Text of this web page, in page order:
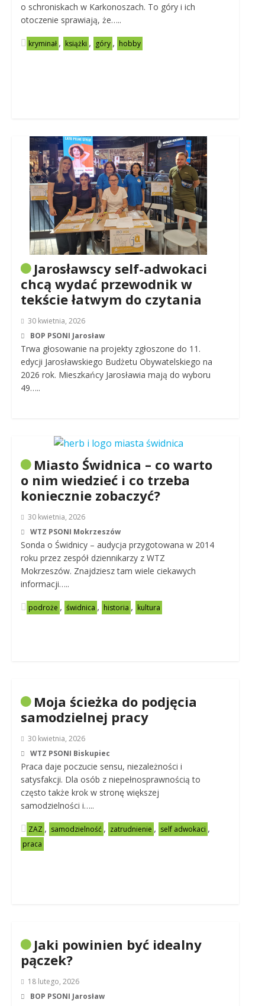
o schroniskach w Karkonoszach. To góry i ich
otoczenie sprawiają, że…..
kryminał , książki , góry , hobby
Jarosławscy self-adwokaci
chcą wydać przewodnik w
tekście łatwym do czytania
30 kwietnia, 2026
BOP PSONI Jarosław
Trwa głosowanie na projekty zgłoszone do 11.
edycji Jarosławskiego Budżetu Obywatelskiego na
2026 rok. Mieszkańcy Jarosławia mają do wyboru
49…..
Miasto Świdnica – co warto
o nim wiedzieć i co trzeba
koniecznie zobaczyć?
30 kwietnia, 2026
WTZ PSONI Mokrzeszów
Sonda o Świdnicy – audycja przygotowana w 2014
roku przez zespół dziennikarzy z WTZ
Mokrzeszów. Znajdziesz tam wiele ciekawych
informacji…..
podroże , świdnica , historia , kultura
Moja ścieżka do podjęcia
samodzielnej pracy
30 kwietnia, 2026
WTZ PSONI Biskupiec
Praca daje poczucie sensu, niezależności i
satysfakcji. Dla osób z niepełnosprawnością to
często także krok w stronę większej
samodzielności i…..
ZAZ , samodzielność , zatrudnienie , self adwokaci ,
praca
Jaki powinien być idealny
pączek?
18 lutego, 2026
BOP PSONI Jarosław